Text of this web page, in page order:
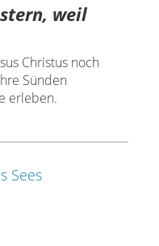
weil
Christus noch
Sünden
erleben.